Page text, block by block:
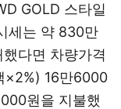
GOLD 스타일
세는 약 830만
다면 차량가격
×2%) 16만6000
원을 지불했